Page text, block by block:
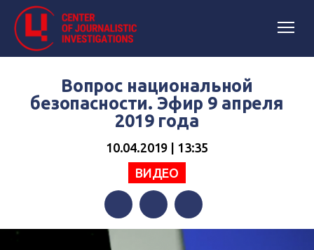
Вопрос национальной
безопасности. Эфир 9 апреля
2019 года
10.04.2019 | 13:35
ВИДЕО
FacebookTwitterTelegram